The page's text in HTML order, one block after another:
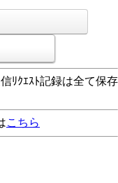
ﾘｸｴｽﾄ記録は全て保存
こちら